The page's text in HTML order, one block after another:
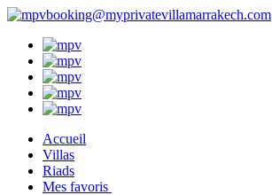
booking@myprivatevillamarrakech.com
Accueil
Villas
Riads
Mes favoris